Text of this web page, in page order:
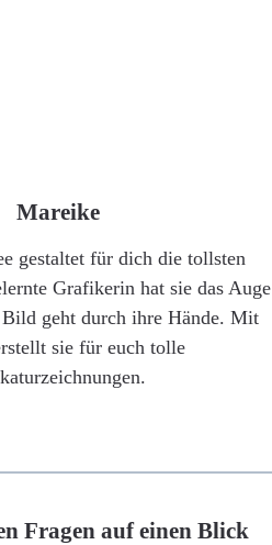
Mareike
gestaltet für dich die tollsten
Grafikerin hat sie das Auge
geht durch ihre Hände. Mit
sie für euch tolle
Fragen auf einen Blick